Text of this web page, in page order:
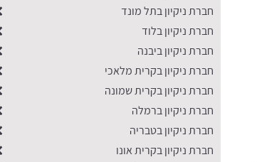
חברת ניקיון בתל מונד
חברת ניקיון בלוד
חברת ניקיון ביבנה
חברת ניקיון בקרית מלאכי
חברת ניקיון בקרית שמונה
חברת ניקיון ברמלה
חברת ניקיון בטבריה
חברת ניקיון בקרית אונו